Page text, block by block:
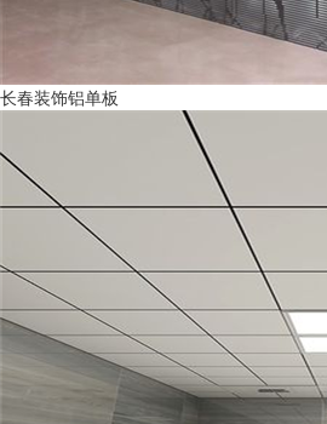
长春装饰铝单板